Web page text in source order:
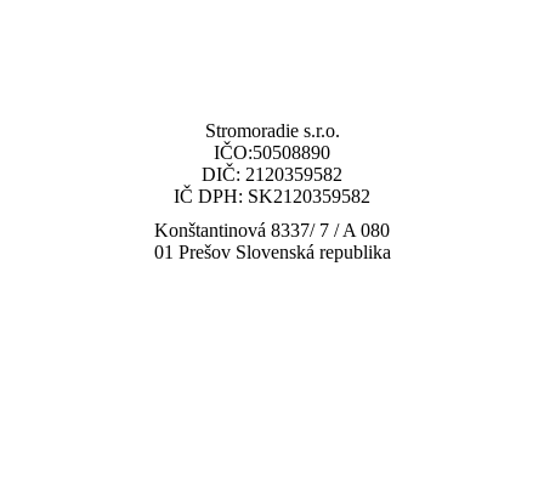
Stromoradie s.r.o.
IČO:50508890
DIČ: 2120359582
IČ DPH: SK2120359582
Konštantinová 8337/ 7 / A 080
01 Prešov Slovenská republika